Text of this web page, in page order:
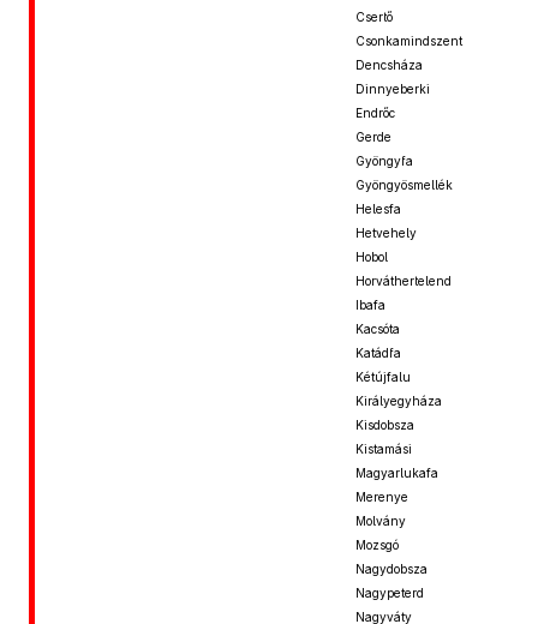
Csertő
Csonkamindszent
Dencsháza
Dinnyeberki
Endrőc
Gerde
Gyöngyfa
Gyöngyösmellék
Helesfa
Hetvehely
Hobol
Horváthertelend
Ibafa
Kacsóta
Katádfa
Kétújfalu
Királyegyháza
Kisdobsza
Kistamási
Magyarlukafa
Merenye
Molvány
Mozsgó
Nagydobsza
Nagypeterd
Nagyváty